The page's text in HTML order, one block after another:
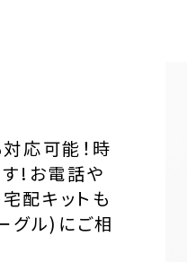
応可能！時
!お電話や
配キットも
グル)にご相